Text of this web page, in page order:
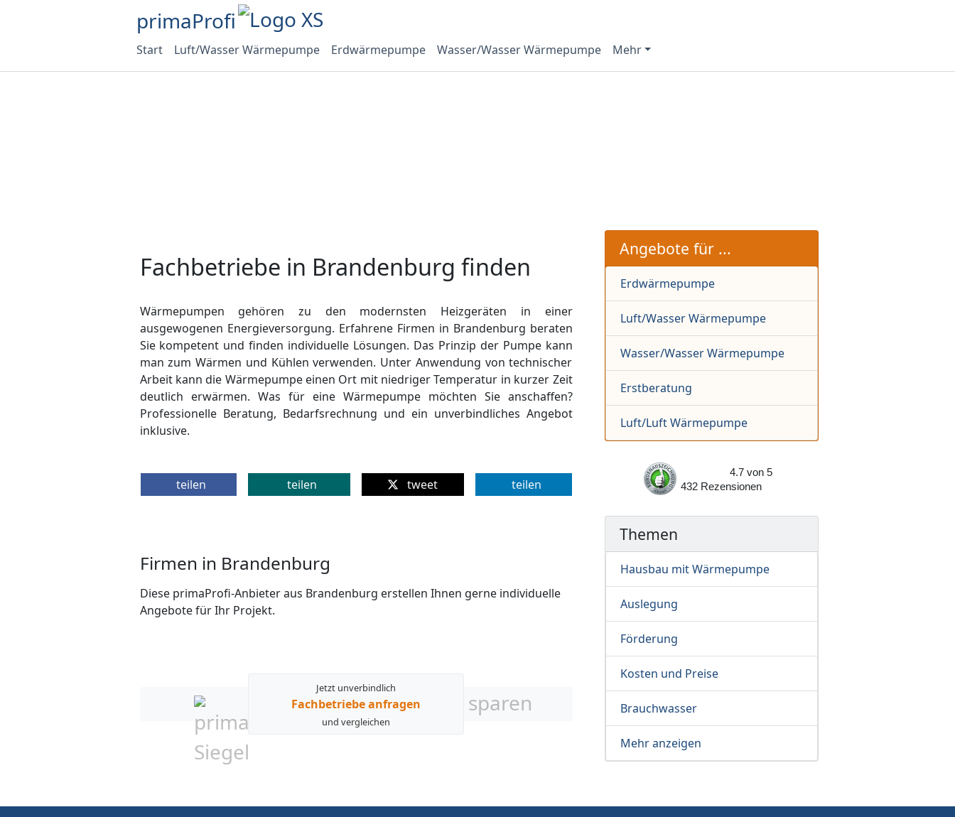
primaProfi
Start Luft/Wasser Wärmepumpe Erdwärmepumpe Wasser/Wasser Wärmepumpe Mehr
Fachbetriebe in Brandenburg finden
Wärmepumpen gehören zu den modernsten Heizgeräten in einer
ausgewogenen Energieversorgung. Erfahrene Firmen in Brandenburg beraten
Sie kompetent und finden individuelle Lösungen. Das Prinzip der Pumpe kann
man zum Wärmen und Kühlen verwenden. Unter Anwendung von technischer
Arbeit kann die Wärmepumpe einen Ort mit niedriger Temperatur in kurzer Zeit
deutlich erwärmen. Was für eine Wärmepumpe möchten Sie anschaffen?
Professionelle Beratung, Bedarfsrechnung und ein unverbindliches Angebot
inklusive.
teilen teilen tweet teilen
Firmen in Brandenburg
Diese primaProfi-Anbieter aus Brandenburg erstellen Ihnen gerne individuelle
Angebote für Ihr Projekt.
Jetzt unverbindlich
Fachbetriebe anfragen
und vergleichen
sparen
Angebote für ...
Erdwärmepumpe
Luft/Wasser Wärmepumpe
Wasser/Wasser Wärmepumpe
Erstberatung
Luft/Luft Wärmepumpe
4.7 von5
432
Rezensionen
Themen
Hausbau mit Wärmepumpe
Auslegung
Förderung
Kosten und Preise
Brauchwasser
Mehr anzeigen